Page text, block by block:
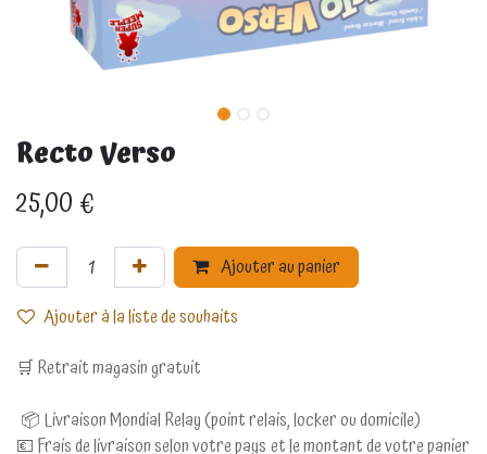
Recto Verso
25,00€
Ajouter au panier
Ajouter à la liste de souhaits
🛒 Retrait magasin gratuit
📦 Livraison Mondial Relay (point relais, locker ou domicile)
💶 Frais de livraison selon votre pays et le montant de votre panier